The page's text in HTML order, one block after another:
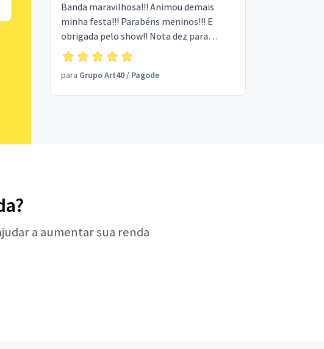
Banda maravilhosa!!! Animou demais
minha festa!!! Parabéns meninos!!! E
obrigada pelo show!! Nota dez para
vocês!!!
para Grupo Art40/ Pagode
a aumentar sua renda